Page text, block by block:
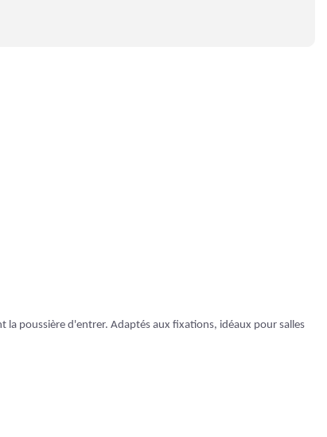
la poussière d'entrer. Adaptés aux fixations, idéaux pour salles